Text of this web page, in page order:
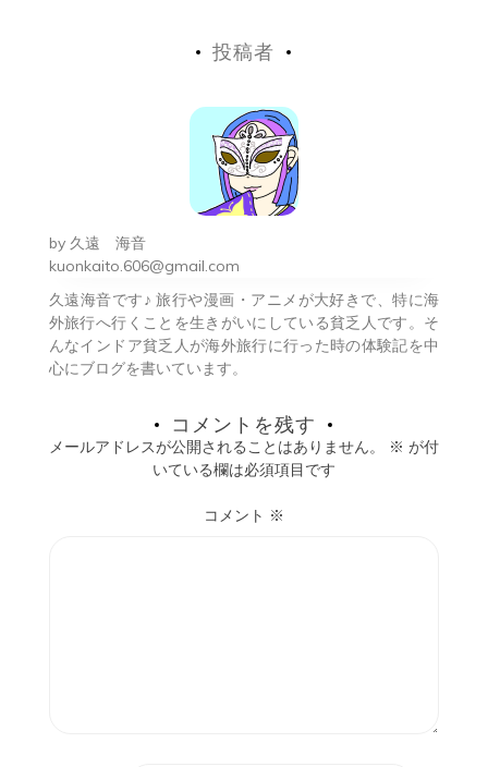
シ
ョ
ン
投稿者
by 久遠 海音
kuonkaito.606@gmail.com
久遠海音です♪ 旅行や漫画・アニメが大好きで、特に海
外旅行へ行くことを生きがいにしている貧乏人です。そ
んなインドア貧乏人が海外旅行に行った時の体験記を中
心にブログを書いています。
コメントを残す
メールアドレスが公開されることはありません。 ※ が付
いている欄は必須項目です
コメント ※